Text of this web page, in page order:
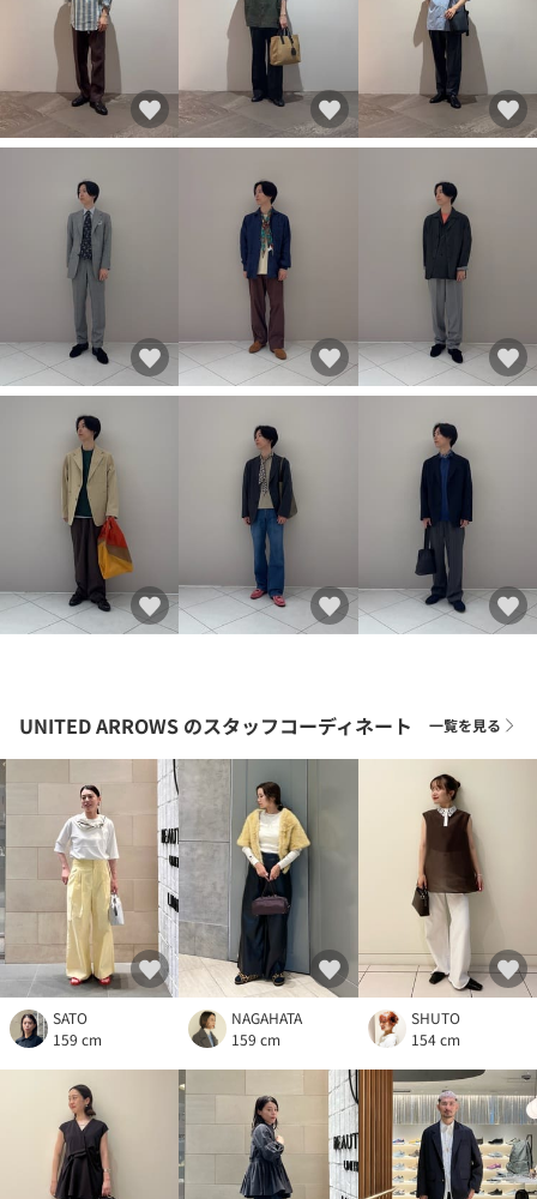
UNITED ARROWS のスタッフコーディネート 一覧を見る
SATO
159 cm
NAGAHATA
159 cm
SHUTO
154 cm